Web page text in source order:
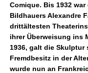
Comique. Bis 1932
Bildhauers Alexandre
drittältesten
ihrer Überweisung ins
1936, galt die Skulptur
Fremdbesitz in der
wurde nun an